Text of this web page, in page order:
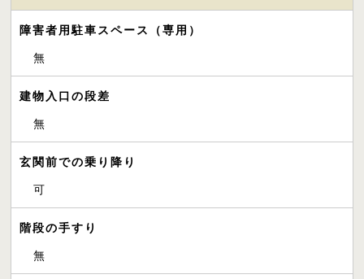
障害者用駐車スペース（専用）
無
建物入口の段差
無
玄関前での乗り降り
可
階段の手すり
無